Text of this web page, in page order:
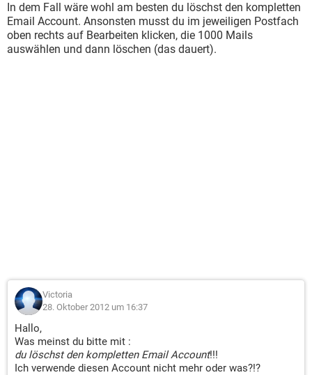
In dem Fall wäre wohl am besten du löschst den kompletten
Email Account. Ansonsten musst du im jeweiligen Postfach
oben rechts auf Bearbeiten klicken, die 1000 Mails
auswählen und dann löschen (das dauert).
Victoria
28. Oktober 2012 um 16:37
Hallo,
Was meinst du bitte mit :
du löschst den kompletten Email Account!!!
Ich verwende diesen Account nicht mehr oder was?!?